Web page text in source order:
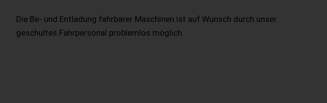
Die Be- und Entladung fahrbarer Maschinen ist auf Wunsch durch unser
geschultes Fahrpersonal problemlos möglich.